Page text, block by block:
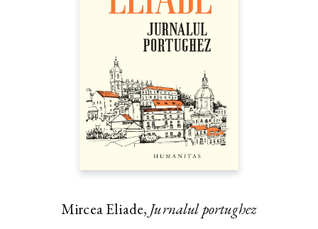
Mircea Eliade, Jurnalul portughez